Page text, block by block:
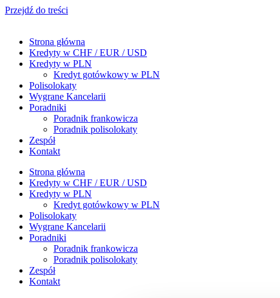
Przejdź do treści
Strona główna
Kredyty w CHF / EUR / USD
Kredyty w PLN
Kredyt gotówkowy w PLN
Polisolokaty
Wygrane Kancelarii
Poradniki
Poradnik frankowicza
Poradnik polisolokaty
Zespół
Kontakt
Strona główna
Kredyty w CHF / EUR / USD
Kredyty w PLN
Kredyt gotówkowy w PLN
Polisolokaty
Wygrane Kancelarii
Poradniki
Poradnik frankowicza
Poradnik polisolokaty
Zespół
Kontakt